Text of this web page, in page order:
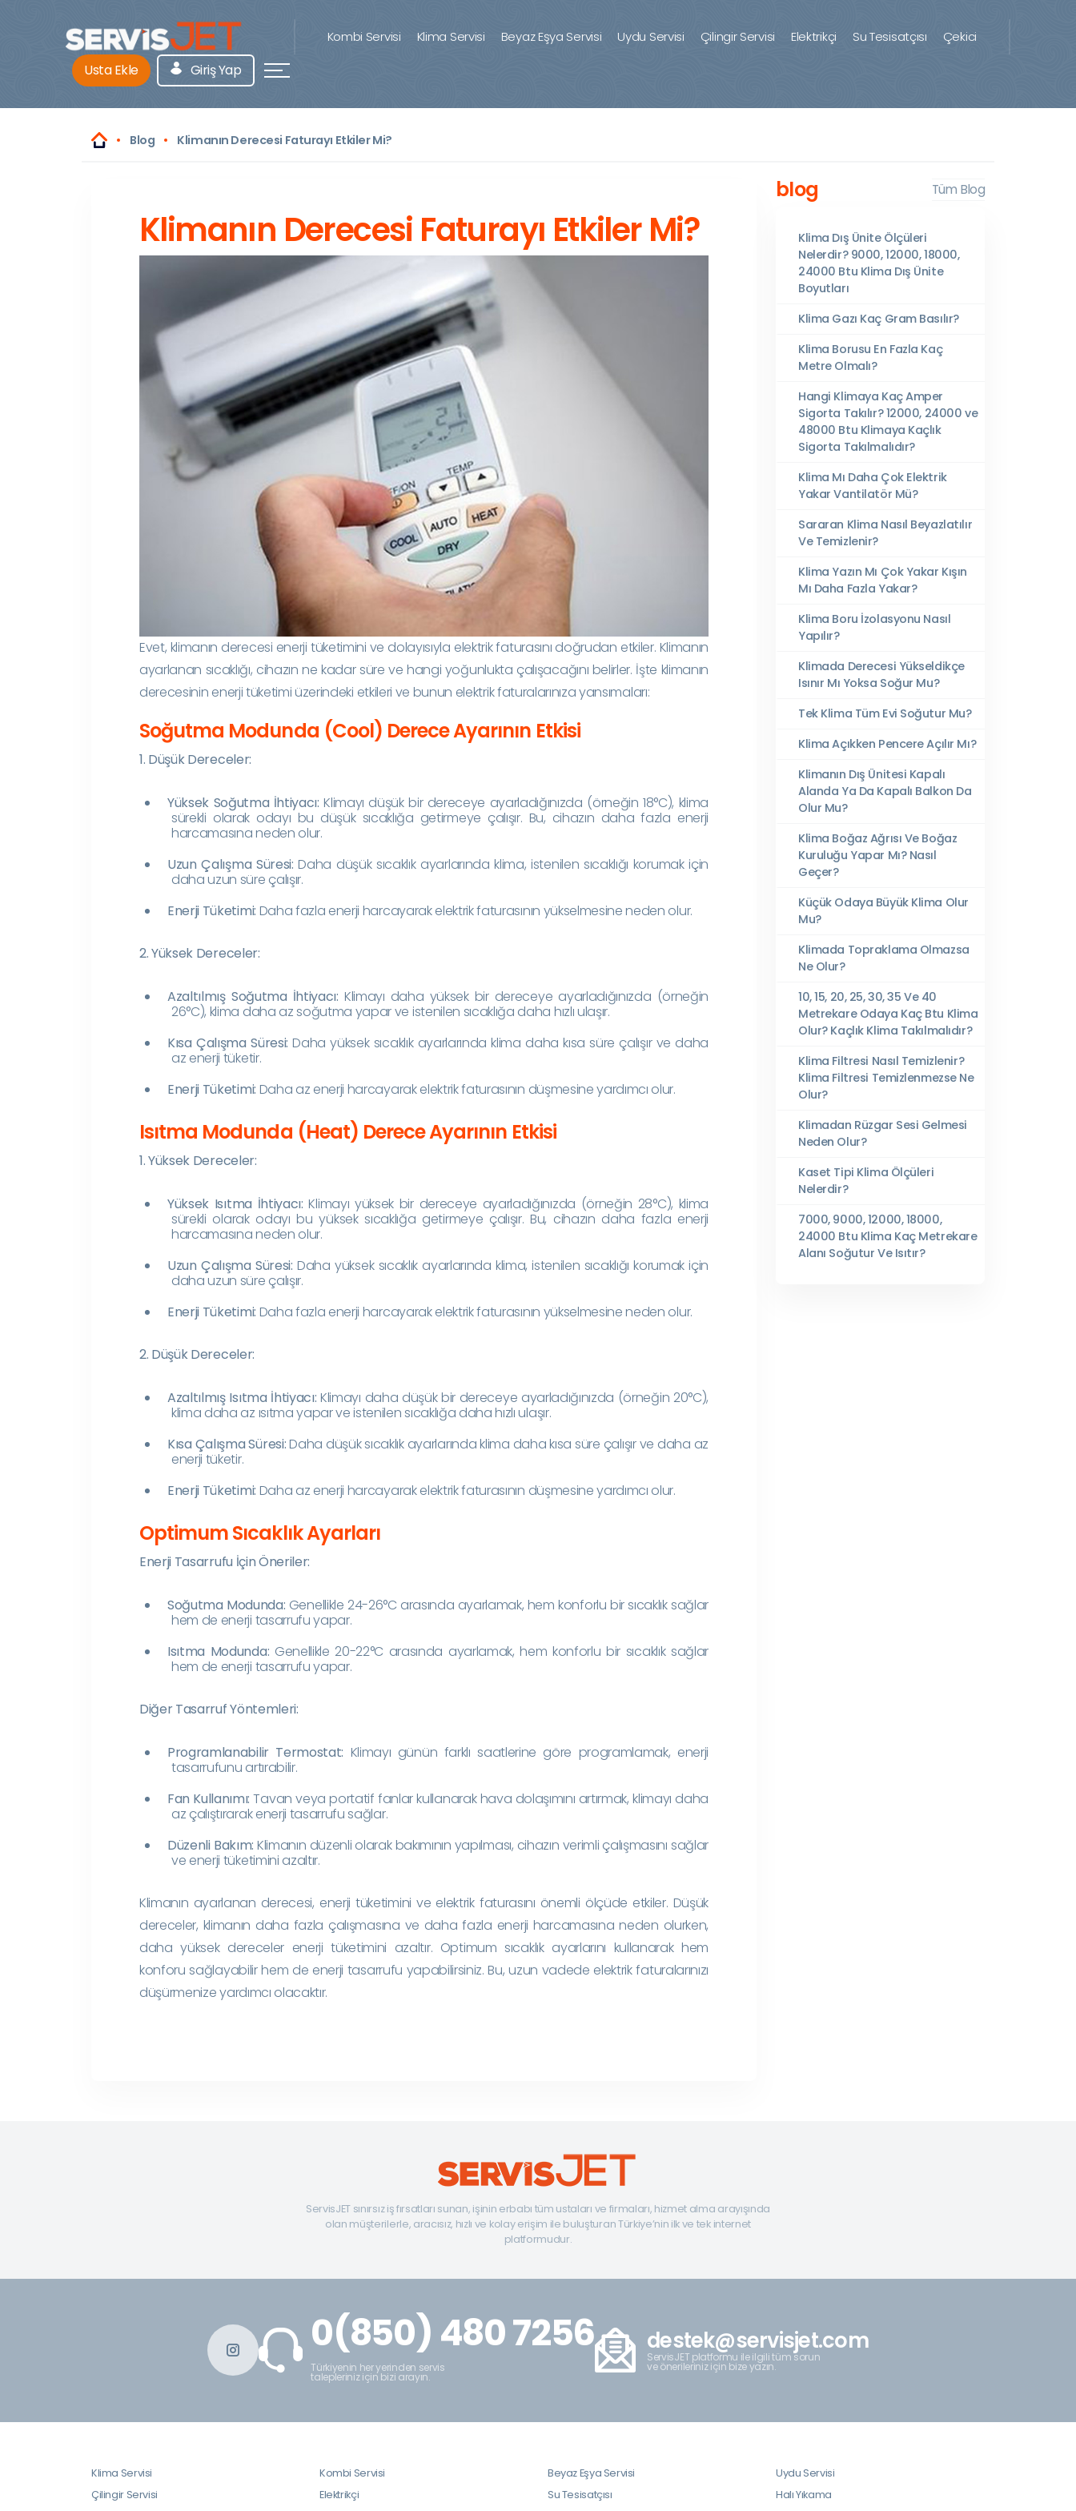
Kombi Servisi Klima Servisi Beyaz Eşya Servisi Uydu Servisi Çilingir Servisi Elektrikçi Su Tesisatçısı Çekici
Usta Ekle Giriş Yap
Blog Klimanın Derecesi Faturayı Etkiler Mi?
Klimanın Derecesi Faturayı Etkiler Mi?
Evet, klimanın derecesi enerji tüketimini ve dolayısıyla elektrik faturasını doğrudan etkiler. Klimanın
ayarlanan sıcaklığı, cihazın ne kadar süre ve hangi yoğunlukta çalışacağını belirler. İşte klimanın
derecesinin enerji tüketimi üzerindeki etkileri ve bunun elektrik faturalarınıza yansımaları:
Soğutma Modunda (Cool) Derece Ayarının Etkisi
1. Düşük Dereceler:
Yüksek Soğutma İhtiyacı: Klimayı düşük bir dereceye ayarladığınızda (örneğin 18°C), klima
sürekli olarak odayı bu düşük sıcaklığa getirmeye çalışır. Bu, cihazın daha fazla enerji
harcamasına neden olur.
Uzun Çalışma Süresi: Daha düşük sıcaklık ayarlarında klima, istenilen sıcaklığı korumak için
daha uzun süre çalışır.
Enerji Tüketimi: Daha fazla enerji harcayarak elektrik faturasının yükselmesine neden olur.
2. Yüksek Dereceler:
Azaltılmış Soğutma İhtiyacı: Klimayı daha yüksek bir dereceye ayarladığınızda (örneğin
26°C), klima daha az soğutma yapar ve istenilen sıcaklığa daha hızlı ulaşır.
Kısa Çalışma Süresi: Daha yüksek sıcaklık ayarlarında klima daha kısa süre çalışır ve daha
az enerji tüketir.
Enerji Tüketimi: Daha az enerji harcayarak elektrik faturasının düşmesine yardımcı olur.
Isıtma Modunda (Heat) Derece Ayarının Etkisi
1. Yüksek Dereceler:
Yüksek Isıtma İhtiyacı: Klimayı yüksek bir dereceye ayarladığınızda (örneğin 28°C), klima
sürekli olarak odayı bu yüksek sıcaklığa getirmeye çalışır. Bu, cihazın daha fazla enerji
harcamasına neden olur.
Uzun Çalışma Süresi: Daha yüksek sıcaklık ayarlarında klima, istenilen sıcaklığı korumak için
daha uzun süre çalışır.
Enerji Tüketimi: Daha fazla enerji harcayarak elektrik faturasının yükselmesine neden olur.
2. Düşük Dereceler:
Azaltılmış Isıtma İhtiyacı: Klimayı daha düşük bir dereceye ayarladığınızda (örneğin 20°C),
klima daha az ısıtma yapar ve istenilen sıcaklığa daha hızlı ulaşır.
Kısa Çalışma Süresi:Daha düşük sıcaklık ayarlarında klima daha kısa süre çalışır ve daha az
enerji tüketir.
Enerji Tüketimi: Daha az enerji harcayarak elektrik faturasının düşmesine yardımcı olur.
Optimum Sıcaklık Ayarları
Enerji Tasarrufu İçin Öneriler:
Soğutma Modunda: Genellikle 24-26°C arasında ayarlamak, hem konforlu bir sıcaklık sağlar
hem de enerji tasarrufu yapar.
Isıtma Modunda: Genellikle 20-22°C arasında ayarlamak, hem konforlu bir sıcaklık sağlar
hem de enerji tasarrufu yapar.
Diğer Tasarruf Yöntemleri:
Programlanabilir Termostat: Klimayı günün farklı saatlerine göre programlamak, enerji
tasarrufunu artırabilir.
Fan Kullanımı: Tavan veya portatif fanlar kullanarak hava dolaşımını artırmak, klimayı daha
az çalıştırarak enerji tasarrufu sağlar.
Düzenli Bakım: Klimanın düzenli olarak bakımının yapılması, cihazın verimli çalışmasını sağlar
ve enerji tüketimini azaltır.
Klimanın ayarlanan derecesi, enerji tüketimini ve elektrik faturasını önemli ölçüde etkiler. Düşük
dereceler, klimanın daha fazla çalışmasına ve daha fazla enerji harcamasına neden olurken,
daha yüksek dereceler enerji tüketimini azaltır. Optimum sıcaklık ayarlarını kullanarak hem
konforu sağlayabilir hem de enerji tasarrufu yapabilirsiniz. Bu, uzun vadede elektrik faturalarınızı
düşürmenize yardımcı olacaktır.
blog Tüm Blog
Klima Dış Ünite Ölçüleri
Nelerdir? 9000, 12000, 18000,
24000 Btu Klima Dış Ünite
Boyutları
Klima Gazı Kaç Gram Basılır?
Klima Borusu En Fazla Kaç
Metre Olmalı?
Hangi Klimaya Kaç Amper
Sigorta Takılır? 12000, 24000 ve
48000 Btu Klimaya Kaçlık
Sigorta Takılmalıdır?
Klima Mı Daha Çok Elektrik
Yakar Vantilatör Mü?
Sararan Klima Nasıl Beyazlatılır
Ve Temizlenir?
Klima Yazın Mı Çok Yakar Kışın
Mı Daha Fazla Yakar?
Klima Boru İzolasyonu Nasıl
Yapılır?
Klimada Derecesi Yükseldikçe
Isınır Mı Yoksa Soğur Mu?
Tek Klima Tüm Evi Soğutur Mu?
Klima Açıkken Pencere Açılır Mı?
Klimanın Dış Ünitesi Kapalı
Alanda Ya Da Kapalı Balkon Da
Olur Mu?
Klima Boğaz Ağrısı Ve Boğaz
Kuruluğu Yapar Mı? Nasıl
Geçer?
Küçük Odaya Büyük Klima Olur
Mu?
Klimada Topraklama Olmazsa
Ne Olur?
10, 15, 20, 25, 30, 35 Ve 40
Metrekare Odaya Kaç Btu Klima
Olur? Kaçlık Klima Takılmalıdır?
Klima Filtresi Nasıl Temizlenir?
Klima Filtresi Temizlenmezse Ne
Olur?
Klimadan Rüzgar Sesi Gelmesi
Neden Olur?
Kaset Tipi Klima Ölçüleri
Nelerdir?
7000, 9000, 12000, 18000,
24000 Btu Klima Kaç Metrekare
Alanı Soğutur Ve Isıtır?
ServisJET sınırsız iş fırsatları sunan, işinin erbabı tüm ustaları ve firmaları, hizmet alma arayışında
olan müşterilerle, aracısız, hızlı ve kolay erişim ile buluşturan Türkiye’nin ilk ve tek internet
platformudur.
0(850) 480 7256
Türkiyenin her yerinden servis
talepleriniz için bizi arayın.
destek@servisjet.com
ServisJET platformu ile ilgili tüm sorun
ve önerileriniz için bize yazın.
Klima Servisi Kombi Servisi Beyaz Eşya Servisi
Uydu Servisi
Çilingir Servisi
Elektrikçi Su Tesisatçısı
Halı Yıkama